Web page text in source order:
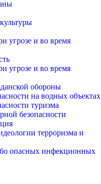
угрозе и во время
угрозе и во время
обороны
на водных объектах
туризма
безопасности
терроризма и
опасных инфекционных